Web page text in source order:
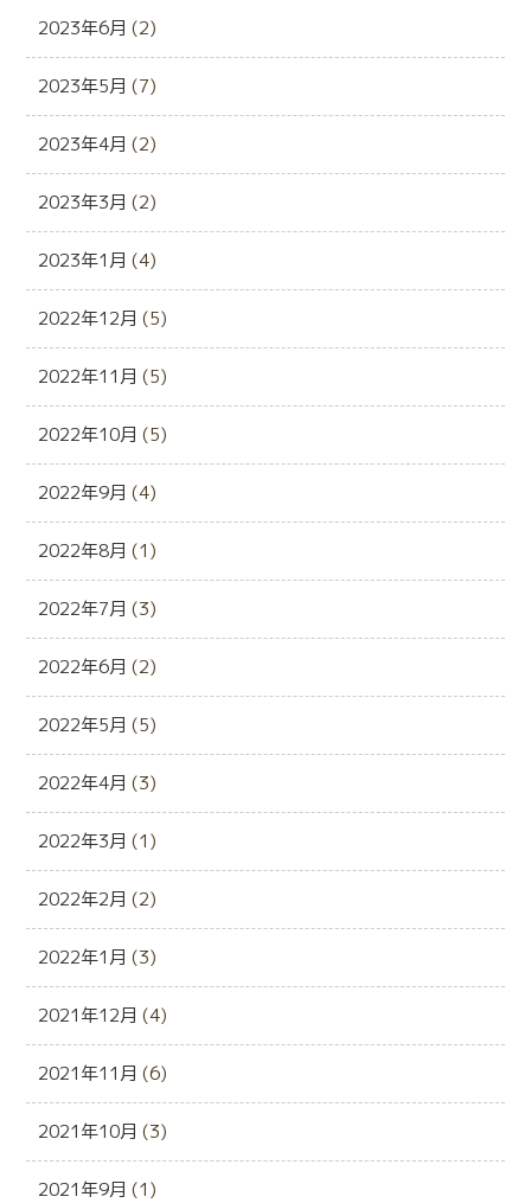
2023年6月 (2)
2023年5月 (7)
2023年4月 (2)
2023年3月 (2)
2023年1月 (4)
2022年12月 (5)
2022年11月 (5)
2022年10月 (5)
2022年9月 (4)
2022年8月 (1)
2022年7月 (3)
2022年6月 (2)
2022年5月 (5)
2022年4月 (3)
2022年3月 (1)
2022年2月 (2)
2022年1月 (3)
2021年12月 (4)
2021年11月 (6)
2021年10月 (3)
2021年9月 (1)